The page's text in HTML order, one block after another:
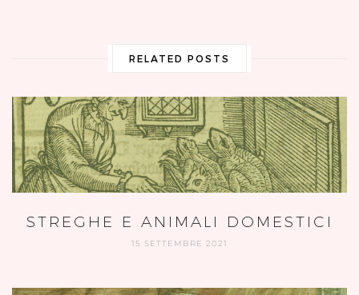
RELATED POSTS
STREGHE E ANIMALI DOMESTICI
15 SETTEMBRE 2021